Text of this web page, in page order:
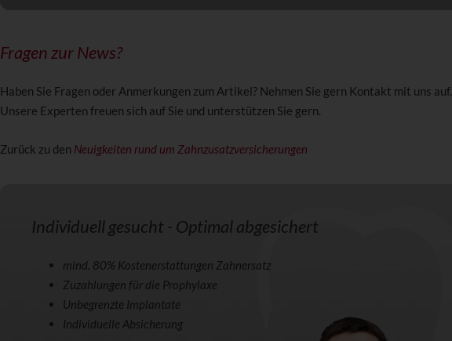
Fragen zur News?
Haben Sie Fragen oder Anmerkungen zum Artikel? Nehmen Sie gern Kontakt mit uns auf.
Unsere Experten freuen sich auf Sie und unterstützen Sie gern.
Zurück zu den Neuigkeiten rund um Zahnzusatzversicherungen
Individuell gesucht - Optimal abgesichert
mind. 80% Kostenerstattungen Zahnersatz
Zuzahlungen für die Prophylaxe
Unbegrenzte Implantate
Individuelle Absicherung